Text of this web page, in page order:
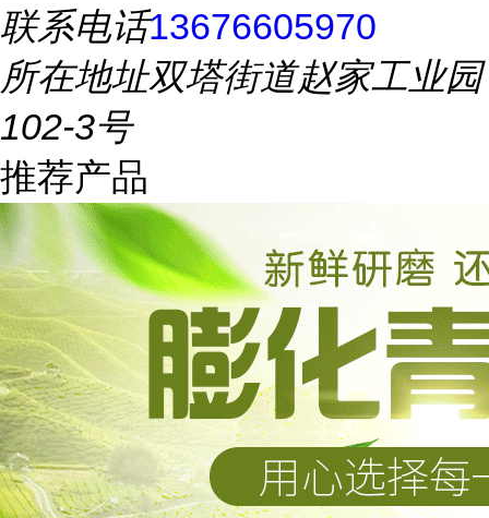
联系电话13676605970
所在地址双塔街道赵家工业园
102-3号
推荐产品